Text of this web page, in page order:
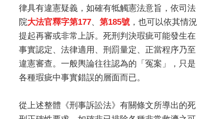
律具有違憲疑義，如確有牴觸憲法意旨，依司法
院大法官釋字第177、 第185號，也可以依其情況
提起再審或非常上訴。死刑判決瑕疵可能發生在
事實認定、法律適用、刑罰量定、正當程序乃至
違憲審查。一般輿論往往認為的「冤案」，只是
各種瑕疵中事實錯誤的層面而已。
從上述整體《刑事訴訟法》有關條文所導出的死